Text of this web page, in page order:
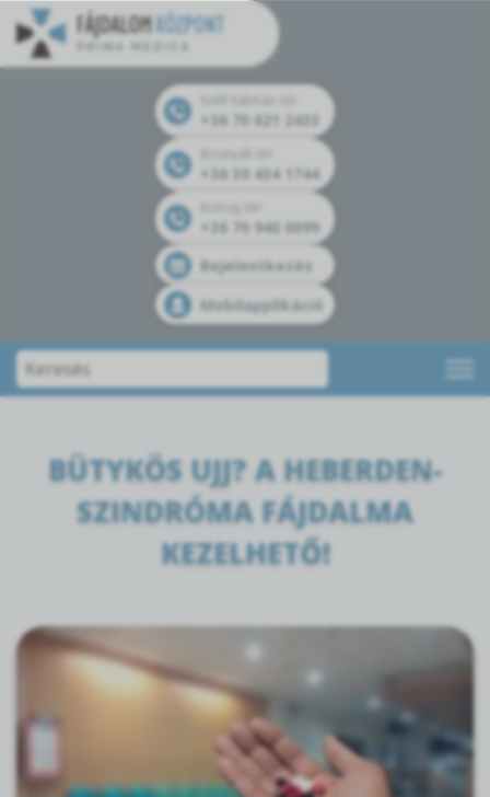
+36 70 621 2433
+36 30 434 1744
+36 70 940 0099
Bejelentkezés
Mobilapplikáció
BÜTYKÖS UJJ? A HEBERDEN-
SZINDRÓMA FÁJDALMA
KEZELHETŐ!